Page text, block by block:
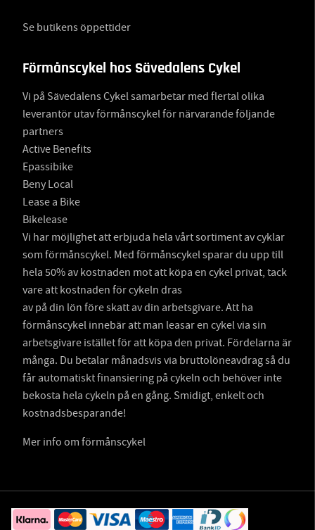
Se butikens öppettider
Förmånscykel hos Sävedalens Cykel
Vi på Sävedalens Cykel samarbetar med flertal olika
leverantör utav förmånscykel för närvarande följande
partners
Active Benefits
Epassibike
Beny Local
Lease a Bike
Bikelease
Vi har möjlighet att erbjuda hela vårt sortiment av cyklar
som förmånscykel. Med förmånscykel sparar du upp till
hela 50% av kostnaden mot att köpa en cykel privat, tack
vare att kostnaden för cykeln dras
av på din lön före skatt av din arbetsgivare. Att ha
förmånscykel innebär att man leasar en cykel via sin
arbetsgivare istället för att köpa den privat. Fördelarna är
många. Du betalar månadsvis via bruttolöneavdrag så du
får automatiskt finansiering på cykeln och behöver inte
bekosta hela cykeln på en gång. Smidigt, enkelt och
kostnadsbesparande!
Mer info om förmånscykel